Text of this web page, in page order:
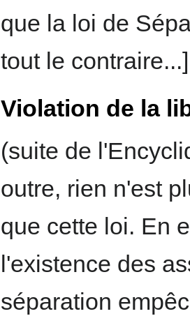
que la loi de
tout le
Violation de la
(suite de
outre, rien n'est
que cette loi. En
l'existence des
séparation